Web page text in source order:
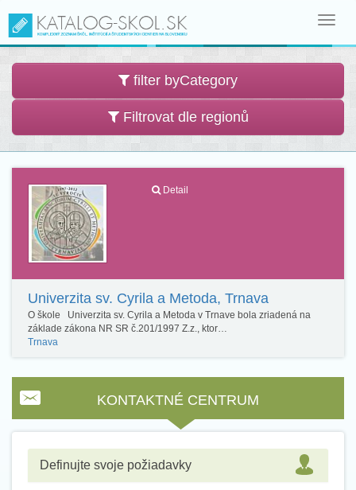
filter byCategory
Filtrovat dle regionů
Detail
Univerzita sv. Cyrila a Metoda, Trnava
O škole Univerzita sv. Cyrila a Metoda v Trnave bola zriadená na
základe zákona NR SR č.201/1997 Z.z., ktor…
Trnava
KONTAKTNÉ CENTRUM
Definujte svoje požiadavky